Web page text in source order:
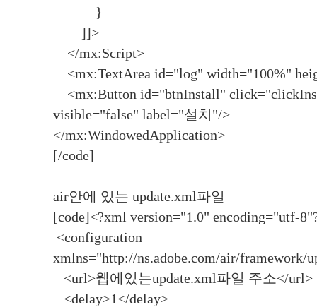
}
]]>
</mx:Script>
<mx:TextArea id="log" width="100%"
<mx:Button id="btnInstall"
visible="false" label="설치"/>
</mx:WindowedApplication>
[/code]
air안에 있는 update.xml파일
[code]<?xml version="1.0" encoding="utf-
<configuration
xmlns="http://ns.adobe.com/air/framework/
<url>웹에있는update.xml파일 주소</url>
<delay>1</delay>